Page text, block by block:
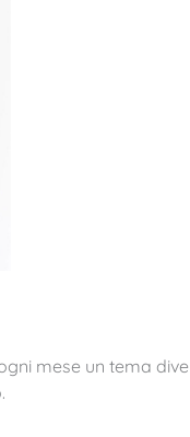
mese un tema